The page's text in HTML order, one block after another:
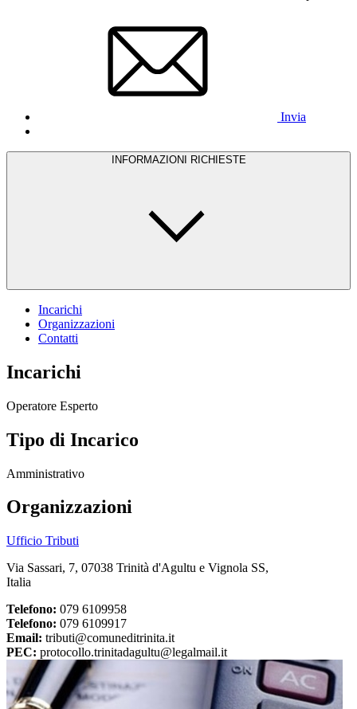
Invia
INFORMAZIONI RICHIESTE
Incarichi
Organizzazioni
Contatti
Incarichi
Operatore Esperto
Tipo di Incarico
Amministrativo
Organizzazioni
Ufficio Tributi
Via Sassari, 7, 07038 Trinità d'Agultu e Vignola SS,
Italia
Telefono: 079 6109958
Telefono: 079 6109917
Email: tributi@comuneditrinita.it
PEC: protocollo.trinitadagultu@legalmail.it